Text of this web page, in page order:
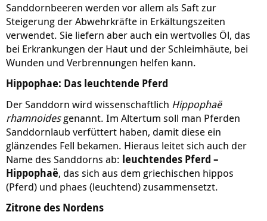
Sanddornbeeren werden vor allem als Saft zur
Steigerung der Abwehrkräfte in Erkältungszeiten
verwendet. Sie liefern aber auch ein wertvolles Öl, das
bei Erkrankungen der Haut und der Schleimhäute, bei
Wunden und Verbrennungen helfen kann.
Hippophae: Das leuchtende Pferd
Der Sanddorn wird wissenschaftlich Hippophaë
rhamnoidesgenannt. Im Altertum soll man Pferden
Sanddornlaub verfüttert haben, damit diese ein
glänzendes Fell bekamen. Hieraus leitet sich auch der
Name des Sanddorns ab: leuchtendes Pferd –
Hippophaë, das sich aus dem griechischen hippos
(Pferd) und phaes (leuchtend) zusammensetzt.
Zitrone des Nordens